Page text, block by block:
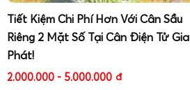
Tiết Kiệm Chi Phí Hơn Với Cân Sầu
Riêng 2 Mặt Số Tại Cân Điện Tử Gia
Phát!
2.000.000 - 5.000.000 đ